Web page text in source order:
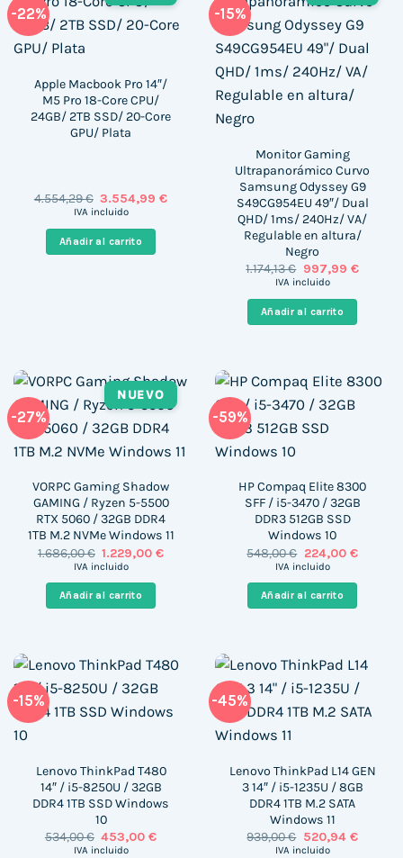
-22%
Apple Macbook Pro 14″/
M5 Pro 18-Core CPU/
24GB/ 2TB SSD/ 20-Core
GPU/ Plata
4.554,29€ El
precio
era:
4.554,29 €.
3.554,99€El
IVA incluido
Añadir al carrito
-15%
Monitor Gaming
Ultrapanorámico Curvo
Samsung Odyssey G9
S49CG954EU 49″/ Dual
QHD/ 1ms/ 240Hz/ VA/
Regulable en altura/
Negro
1.174,13€ El
precio
era:
1.174,13 €.
997,99 €El
IVA incluido
Añadir al carrito
-27%
NUEVO
VORPC Gaming Shadow
GAMING / Ryzen 5-5500
RTX 5060 / 32GB DDR4
1TB M.2 NVMe Windows 11
1.686,00€ El
precio
era:
1.686,00 €.
1.229,00€El
IVA incluido
Añadir al carrito
-59%
HP Compaq Elite 8300
SFF / i5-3470 / 32GB
DDR3 512GB SSD
Windows 10
548,00€ El
precio
era:
548,00 €.
224,00 €El
es:
224,00
IVA incluido
Añadir al carrito
-15%
Lenovo ThinkPad T480
14″ / i5-8250U / 32GB
DDR4 1TB SSD Windows
10
534,00€ El
precio
453,00€El
IVA incluido
-45%
Lenovo ThinkPad L14 GEN
3 14″ / i5-1235U / 8GB
DDR4 1TB M.2 SATA
Windows 11
939,00€ El
precio
520,94 €El
IVA incluido